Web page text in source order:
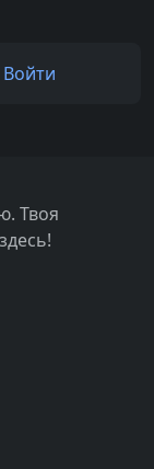
Войти
Твоя